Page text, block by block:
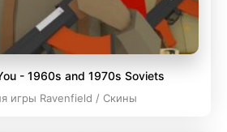
- 1960s and 1970s Soviets
игры Ravenfield / Скины